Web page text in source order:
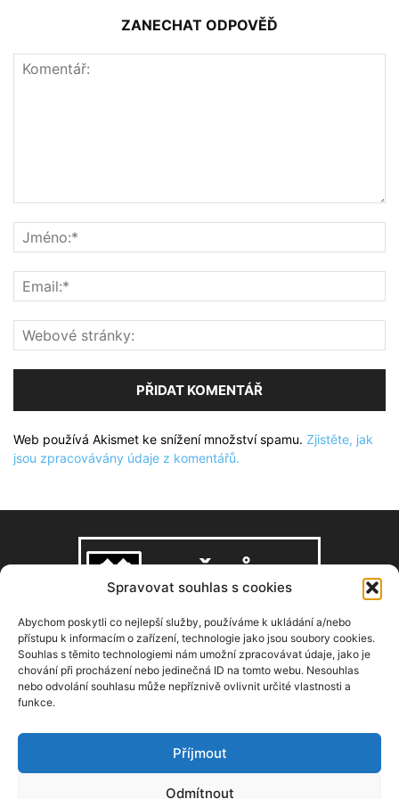
Spravovat souhlas s cookies
Abychom poskytli co nejlepší služby, používáme k ukládání a/nebo
přístupu k informacím o zařízení, technologie jako jsou soubory cookies.
Souhlas s těmito technologiemi nám umožní zpracovávat údaje, jako je
chování při procházení nebo jedinečná ID na tomto webu. Nesouhlas
nebo odvolání souhlasu může nepříznivě ovlivnit určité vlastnosti a
funkce.
Příjmout
Odmítnout
ZANECHAT ODPOVĚĎ
Web používá Akismet ke snížení množství spamu. Zjistěte, jak
jsou zpracovávány údaje z komentářů.
O NÁS